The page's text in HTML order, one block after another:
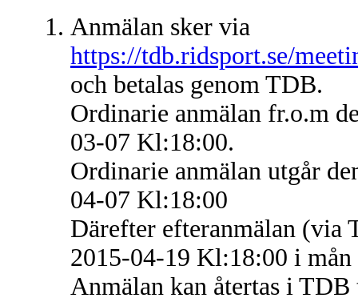
Anmälan sker via
https://tdb.ridsport.se/
och betalas genom TDB.
Ordinarie anmälan fr.o.m
03-07 Kl:18:00.
Ordinarie anmälan utgår
04-07 Kl:18:00
Därefter efteranmälan (via
2015-04-19 Kl:18:00 i mån
Anmälan kan återtas i TDB